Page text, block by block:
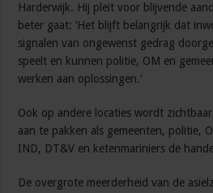
Harderwijk. Hij pleit voor blijvende
beter gaat: ‘Het blijft belangrijk dat
signalen van ongewenst gedrag
speelt en kunnen politie, OM en
werken aan oplossingen.’
Ook op andere locaties wordt
aan te pakken als gemeenten, politie,
IND, DT&V en ketenmariniers de
De overgrote meerderheid van de